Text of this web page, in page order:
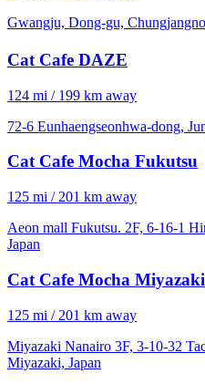
Gwangju, Dong-gu,
Cat Cafe DAZE
124 mi / 199 km away
72-6 Eunhaengseonhwa-dong,
Cat Cafe Mocha Fukutsu
125 mi / 201 km away
Aeon mall Fukutsu. 2F, 6-16-1
Japan
Cat Cafe Mocha Miyazaki
125 mi / 201 km away
Miyazaki Nanairo 3F, 3-10-32
Miyazaki, Japan